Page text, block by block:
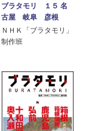
ブラタモリ １５ 名
古屋 岐阜 彦根
ＮＨＫ「ブラタモリ」
制作班